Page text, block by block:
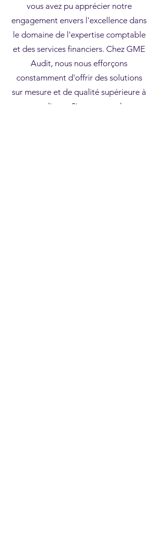
vous avez pu apprécier notre
engagement envers l'excellence dans
le domaine de l'expertise comptable
et des services financiers. Chez GME
Audit, nous nous efforçons
constamment d'offrir des solutions
sur mesure et de qualité supérieure à
nos clients. Si vous avez des